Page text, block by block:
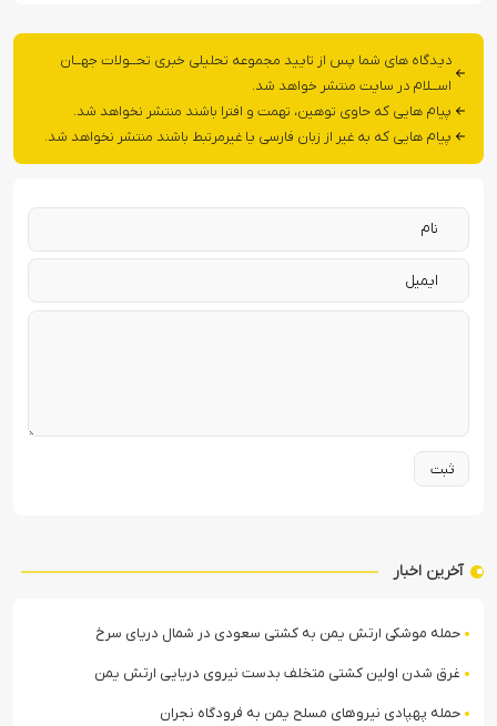
دیدگاه های شما پس از تایید مجموعه تحلیلی خبری تحــولات جهــان
اســلام در سایت منتشر خواهد شد.
پیام هایی که حاوی توهین، تهمت و افترا باشند منتشر نخواهد شد.
پیام هایی که به غیر از زبان فارسی یا غیرمرتبط باشند منتشر نخواهد شد.
آخرین اخبار
حمله موشکی ارتش یمن به کشتی سعودی در شمال دریای سرخ
غرق شدن اولین کشتی متخلف بدست نیروی دریایی ارتش یمن
حمله پهپادی نیروهای مسلح یمن به فرودگاه نجران